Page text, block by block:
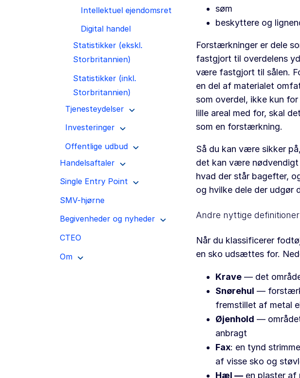
Intellektuel ejendomsret
Digital handel
Statistikker (ekskl.
Storbritannien)
Statistikker (inkl.
Storbritannien)
Tjenesteydelser
Investeringer
Offentlige udbud
Handelsaftaler
Single Entry Point
SMV-hjørne
Begivenheder og nyheder
CTEO
Om
søm
beskyttere og
Forstærkninger er dele
fastgjort til overdelens
være fastgjort til sålen.
en del af materialet
som overdel, ikke kun
lille areal med for, skal
som en forstærkning.
Så du kan være sikker
det kan være
hvad der står bagefter,
og hvilke dele der udgør
Andre nyttige definitioner
Når du klassificerer
en sko udsættes for.
Krave — det
Snørehul —
fremstillet af metal
Øjenhold —
anbragt
Fax: en tynd
af visse sko og
Hæl — en plaster